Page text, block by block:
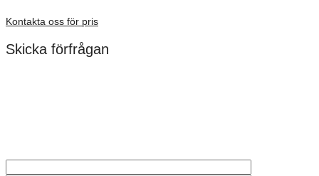
Kontakta oss för pris
Skicka förfrågan